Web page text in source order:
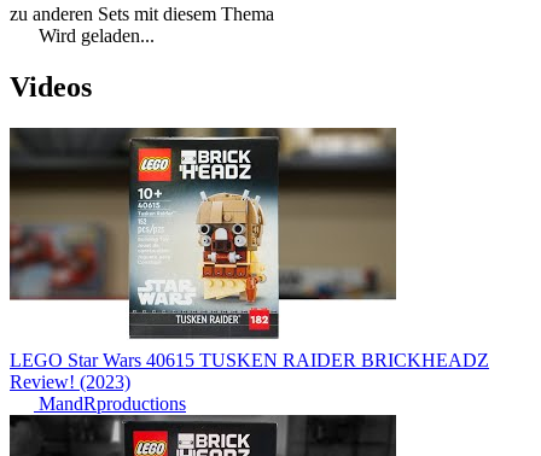
zu anderen Sets mit diesem Thema
Wird geladen...
Videos
LEGO Star Wars 40615 TUSKEN RAIDER BRICKHEADZ
Review! (2023)
MandRproductions